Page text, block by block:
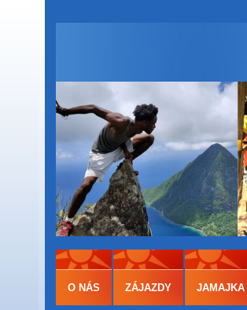
O NÁS ZÁJAZDY JAMAJKA